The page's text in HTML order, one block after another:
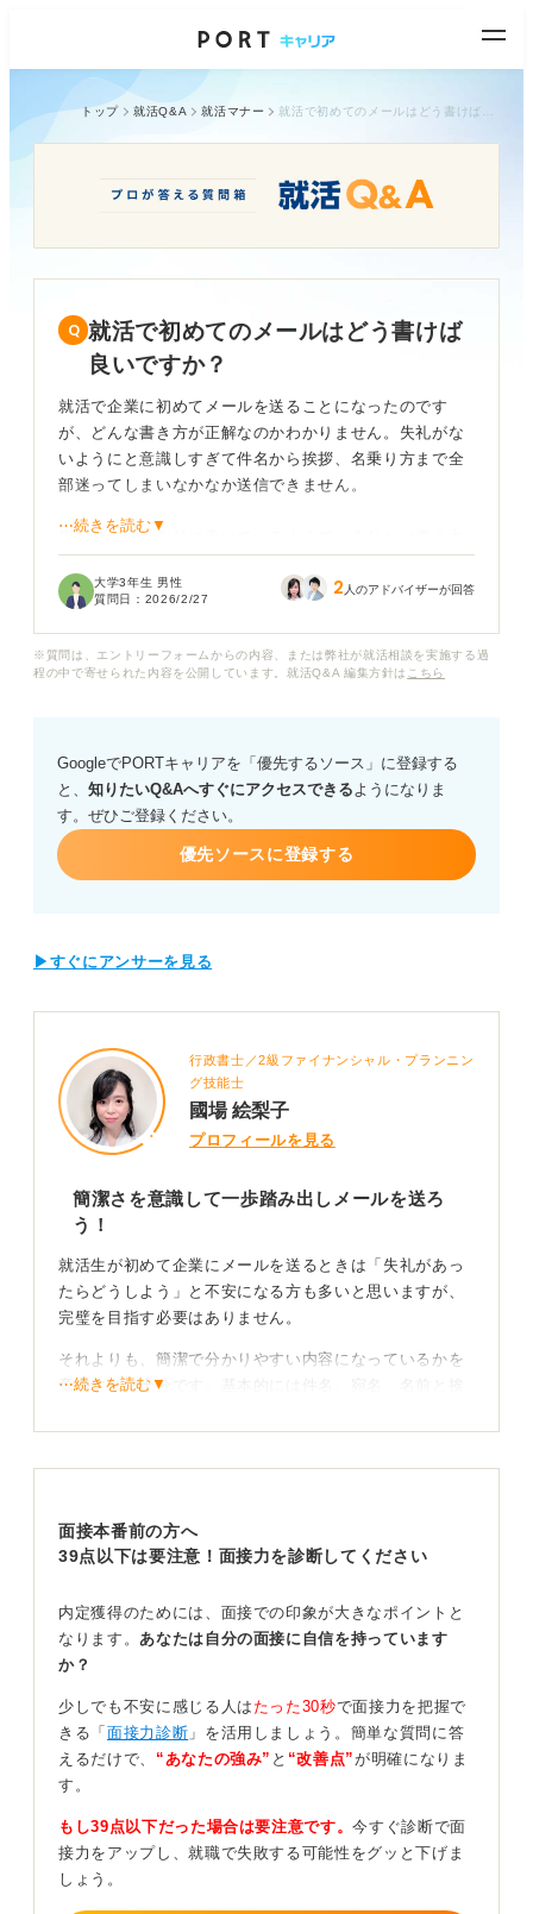
トップ 就活Q&A 就活マナー
就活で初めてのメールはどう書けば
良いですか？
就活で企業に初めてメールを送ることになったのです
が、どんな書き方が正解なのかわかりません。失礼がな
いようにと意識しすぎて件名から挨拶、名乗り方まで全
部迷ってしまいなかなか送信できません。
周囲の友人は自然に書けているようで、自分だけ書き方
状況に合わせてどこを変えれば良いのか判断できず時間
就活で初めて企業にメールを送る場合、どんな構成でど
⋯続きを読む▼
大学3年生 男性
質問日： 2026/2/27 2 人のアドバイザーが回答
※質問は、エントリーフォームからの内容、または弊社が就活相談を実施する過
程の中で寄せられた内容を公開しています。就活Q&A 編集方針は こちら
GoogleでPORTキャリアを「優先するソース」に登録する
と、 知りたいQ&Aへすぐにアクセスできるようになりま
す。ぜひご登録ください。
優先ソースに登録する
▶すぐにアンサーを見る
行政書士／2級ファイナンシャル・プランニン
グ技能士
國場 絵梨子
プロフィールを見る
簡潔さを意識して一歩踏み出しメールを送ろ
う！
就活生が初めて企業にメールを送るときは「失礼があっ
たらどうしよう」と不安になる方も多いと思いますが、
完璧を目指す必要はありません。
それよりも、簡潔で分かりやすい内容になっているかを
意識すれば十分です。基本的には件名、宛名、名前と挨
ないと思います。
用件を簡単に書くという流れで問題ありません。
られることはほとんどないと思います。
テンプレートはそのまま丸写しするというよりは型とし
て使い、日付や内容だけを自分の状況に合わせて調整す
れば十分です。
一番大切なことは、相手にとって読みやすいかどうかで
す。送信前に誤字脱字と宛先を一度確認できていれば、
あとはあまり悩まなくても大丈夫です。
⋯続きを読む▼
面接本番前の方へ
39点以下は要注意！面接力を診断してください
内定獲得のためには、面接での印象が大きなポイントと
なります。 あなたは自分の面接に自信を持っています
か？
少しでも不安に感じる人は たった30秒で面接力を把握で
きる「 面接力診断 」を活用しましょう。簡単な質問に答
えるだけで、 “あなたの強み” と “改善点”が明確になりま
す。
もし39点以下だった場合は要注意です。今すぐ診断で面
接力をアップし、就職で失敗する可能性をグッと下げま
しょう。